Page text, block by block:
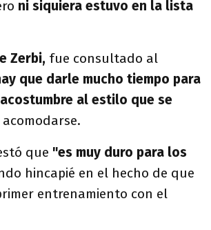
ni siquiera estuvo en la lista
Zerbi, fue consultado al
que darle mucho tiempo para
al estilo que se
que "es muy duro para los
hincapié en el hecho de que
entrenamiento con el